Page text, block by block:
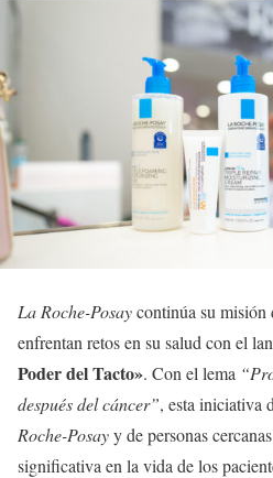
La Roche-Posaycontinúa su misión
enfrentan retos en su salud con el
Poder del Tacto». Con el lema
después del cáncer”, esta iniciativa
Roche-Posayy de personas
significativa en la vida de los